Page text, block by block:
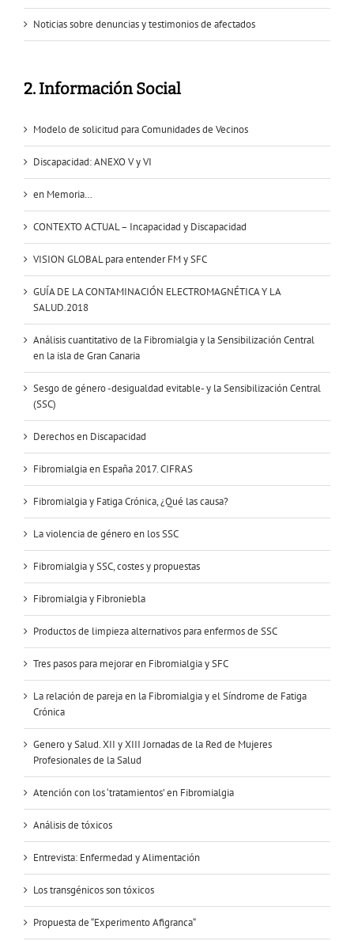
Noticias sobre denuncias y testimonios de afectados
2. Información Social
Modelo de solicitud para Comunidades de Vecinos
Discapacidad: ANEXO V y VI
en Memoria…
CONTEXTO ACTUAL – Incapacidad y Discapacidad
VISION GLOBAL para entender FM y SFC
GUÍA DE LA CONTAMINACIÓN ELECTROMAGNÉTICA Y LA
SALUD.2018
Análisis cuantitativo de la Fibromialgia y la Sensibilización Central
en la isla de Gran Canaria
Sesgo de género -desigualdad evitable- y la Sensibilización Central
(SSC)
Derechos en Discapacidad
Fibromialgia en España 2017. CIFRAS
Fibromialgia y Fatiga Crónica, ¿Qué las causa?
La violencia de género en los SSC
Fibromialgia y SSC, costes y propuestas
Fibromialgia y Fibroniebla
Productos de limpieza alternativos para enfermos de SSC
Tres pasos para mejorar en Fibromialgia y SFC
La relación de pareja en la Fibromialgia y el Síndrome de Fatiga
Crónica
Genero y Salud. XII y XIII Jornadas de la Red de Mujeres
Profesionales de la Salud
Atención con los ‘tratamientos’ en Fibromialgia
Análisis de tóxicos
Entrevista: Enfermedad y Alimentación
Los transgénicos son tóxicos
Propuesta de “Experimento Afigranca“